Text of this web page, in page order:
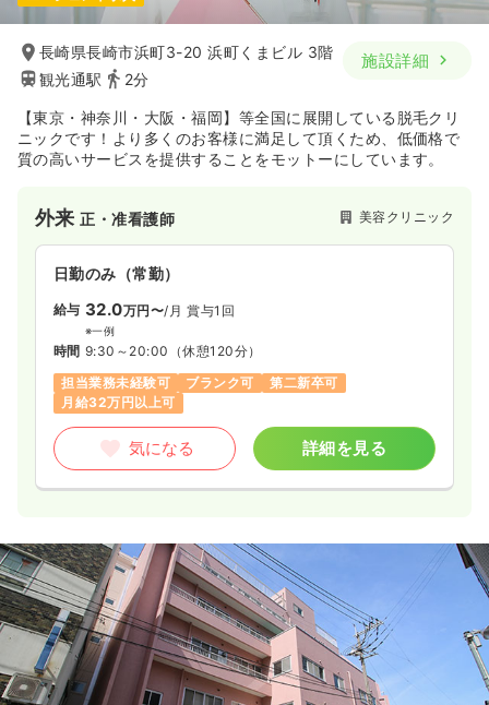
長崎県長崎市浜町3-20 浜町くまビル 3階
観光通駅
2分
施設詳細
【東京・神奈川・大阪・福岡】等全国に展開している脱毛クリ
ニックです！より多くのお客様に満足して頂くため、低価格で
質の高いサービスを提供することをモットーにしています。
外来正・准看護師 美容クリニック
日勤のみ（常勤）
給与 32.0万円〜/月 賞与1回
※一例
時間 9:30～20:00 （休憩120分）
担当業務未経験可
ブランク可
第二新卒可
月給32万円以上可
気になる 詳細を見る